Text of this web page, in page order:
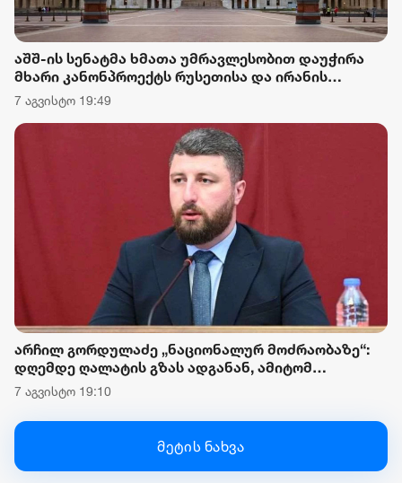
აშშ-ის სენატმა ხმათა უმრავლესობით დაუჭირა
მხარი კანონპროექტს რუსეთისა და ირანის
წინააღმდეგ სანქციების დაწესების შესახებ
7 აგვისტო 19:49
არჩილ გორდულაძე „ნაციონალურ მოძრაობაზე“:
დღემდე ღალატის გზას ადგანან, ამიტომ
მნიშვნელოვანია, რომ საკონსტიტუციო
სასამართლოში საქმის განხილვა დროულად
წარიმართოს და მათი მოღალატეობრივი ნაბიჯები
ერთხელ და სამუდამოდ სამართლებრივად
შეფასდეს
7 აგვისტო 19:10
მეტის ნახვა